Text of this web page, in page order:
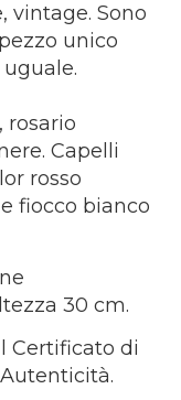
vintage. Sono
unico
rosario
Capelli
rosso
fiocco bianco
30 cm.
Certificato di